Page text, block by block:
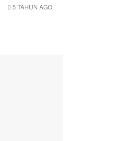
5 TAHUN AGO